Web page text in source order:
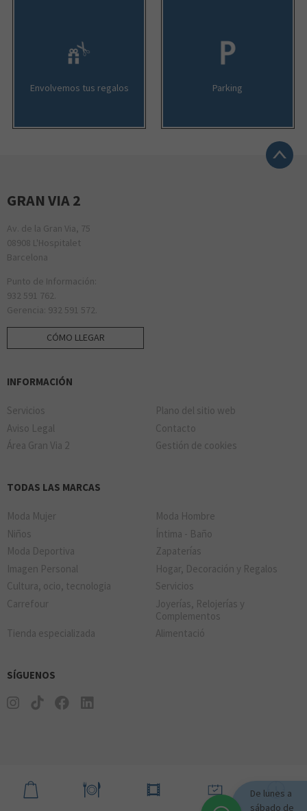
Envolvemos tus regalos Parking
GRAN VIA 2
Av. de la Gran Via, 75
08908 L'Hospitalet
Barcelona
Punto de Información:
932 591 762.
Gerencia: 932 591 572.
CÓMO LLEGAR
INFORMACIÓN
Servicios
Plano del sitio web
Aviso Legal
Contacto
Área Gran Via 2
Gestión de cookies
TODAS LAS MARCAS
Moda Mujer
Moda Hombre
Niños
Íntima - Baño
Moda Deportiva
Zapaterías
Imagen Personal
Hogar, Decoración y Regalos
Cultura, ocio, tecnologia
Servicios
Carrefour
Joyerías, Relojerías y
Complementos
Tienda especializada
Alimentació
SÍGUENOS
De lunes a
sábado de